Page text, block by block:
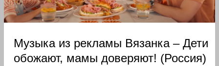
Музыка из рекламы Вязанка – Дети
обожают, мамы доверяют! (Россия)